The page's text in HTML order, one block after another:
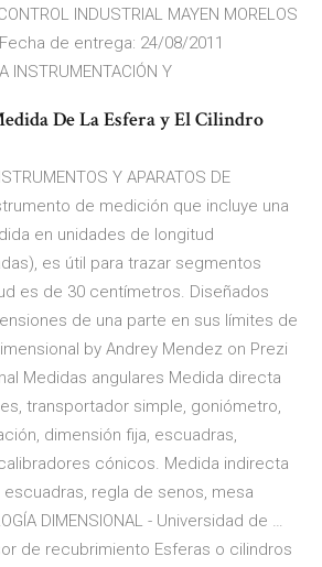
INDUSTRIAL MAYEN MORELOS
de entrega: 24/08/2011
INSTRUMENTACIÓN Y
De La Esfera y El Cilindro
Y APARATOS DE
de medición que incluye una
en unidades de longitud
es útil para trazar segmentos
es de 30 centímetros. Diseñados
de una parte en sus límites de
by Andrey Mendez on Prezi
Medidas angulares Medida directa
transportador simple, goniómetro,
dimensión fija, escuadras,
cónicos. Medida indirecta
regla de senos, mesa
DIMENSIONAL - Universidad de …
de recubrimiento Esferas o cilindros